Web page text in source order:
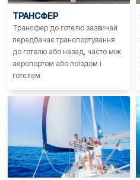
ТРАНСФЕР
Трансфер до готелю зазвичай
передбачає транспортування
до готелю або назад, часто між
аеропортом або поїздом і
готелем.